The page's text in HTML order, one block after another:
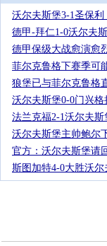
沃尔夫斯堡3-1圣保
德甲-拜仁1-0沃尔夫
德甲保级大战愈演愈
菲尔克鲁格下赛季可
狼堡已与菲尔克鲁格
沃尔夫斯堡0-0门兴
法兰克福2-1沃尔夫
沃尔夫斯堡主帅鲍尔
官方：沃尔夫斯堡请
斯图加特4-0大胜沃